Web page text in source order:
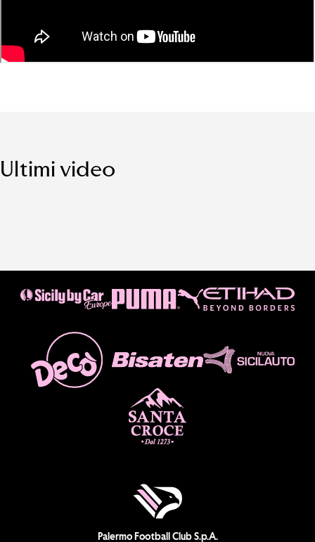
Ultimi video
Palermo Football Club S.p.A.